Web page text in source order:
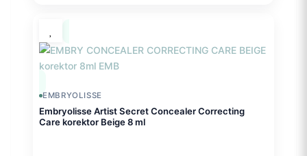
EMBRYOLISSE
Embryolisse Artist Secret Concealer Correcting
Care korektor Beige 8 ml